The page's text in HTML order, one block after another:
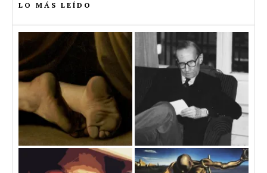
LO MÁS LEÍDO